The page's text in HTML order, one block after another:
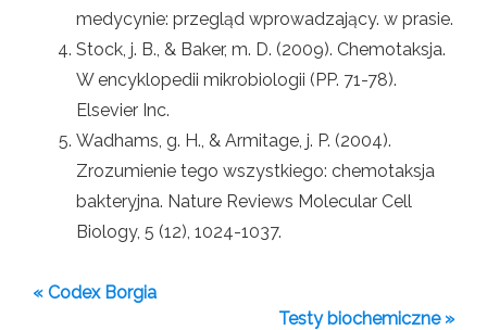
medycynie: przegląd wprowadzający. w prasie.
Stock, j. B., & Baker, m. D. (2009). Chemotaksja.
W encyklopedii mikrobiologii (PP. 71-78).
Elsevier Inc.
Wadhams, g. H., & Armitage, j. P. (2004).
Zrozumienie tego wszystkiego: chemotaksja
bakteryjna. Nature Reviews Molecular Cell
Biology, 5 (12), 1024-1037.
« Codex Borgia
Testy biochemiczne »